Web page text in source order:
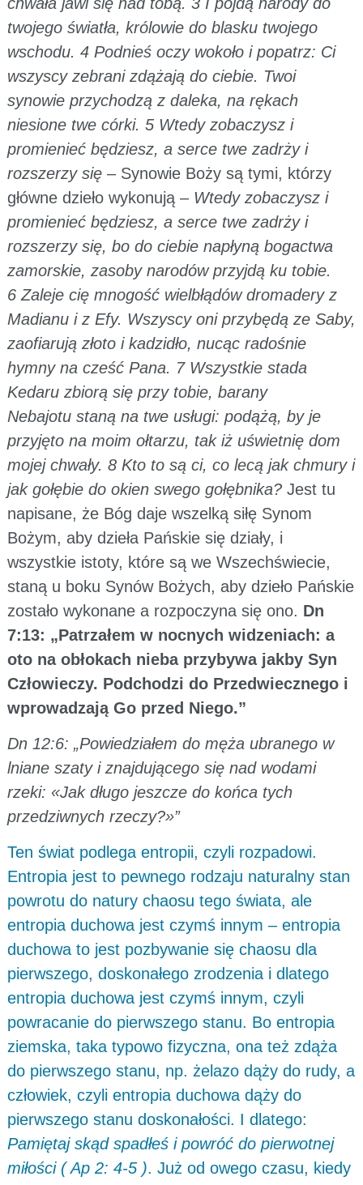
twojego światła, królowie do blasku twojego
wschodu. 4 Podnieś oczy wokoło i popatrz: Ci
wszyscy zebrani zdążają do ciebie. Twoi
synowie przychodzą z daleka, na rękach
niesione twe córki. 5 Wtedy zobaczysz i
promienieć będziesz, a serce twe zadrży i
rozszerzy się– Synowie Boży są tymi, którzy
główne dzieło wykonują –Wtedy zobaczysz i
promienieć będziesz, a serce twe zadrży i
rozszerzy się, bo do ciebie napłyną bogactwa
zamorskie, zasoby narodów przyjdą ku tobie.
6 Zaleje cię mnogość wielbłądów dromadery z
Madianu i z Efy. Wszyscy oni przybędą ze Saby,
zaofiarują złoto i kadzidło, nucąc radośnie
hymny na cześć Pana. 7 Wszystkie stada
Kedaru zbiorą się przy tobie, barany
Nebajotu staną na twe usługi: podążą, by je
przyjęto na moim ołtarzu, tak iż uświetnię dom
mojej chwały. 8 Kto to są ci, co lecą jak chmury i
jak gołębie do okien swego gołębnika?Jest tu
napisane, że Bóg daje wszelką siłę Synom
Bożym, aby dzieła Pańskie się działy, i
wszystkie istoty, które są we Wszechświecie,
staną u boku Synów Bożych, aby dzieło Pańskie
zostało wykonane a rozpoczyna się ono. Dn
7:13: „Patrzałem w nocnych widzeniach: a
oto na obłokach nieba przybywa jakby Syn
Człowieczy. Podchodzi do Przedwiecznego i
wprowadzają Go przed Niego.”
Dn 12:6: „Powiedziałem do męża ubranego w
lniane szaty i znajdującego się nad wodami
rzeki: «Jak długo jeszcze do końca tych
przedziwnych rzeczy?»”
Ten świat podlega entropii, czyli rozpadowi.
Entropia jest to pewnego rodzaju naturalny stan
powrotu do natury chaosu tego świata, ale
entropia duchowa jest czymś innym – entropia
duchowa to jest pozbywanie się chaosu dla
pierwszego, doskonałego zrodzenia i dlatego
entropia duchowa jest czymś innym, czyli
powracanie do pierwszego stanu. Bo entropia
ziemska, taka typowo fizyczna, ona też zdąża
do pierwszego stanu, np. żelazo dąży do rudy, a
człowiek, czyli entropia duchowa dąży do
pierwszego stanu doskonałości. I dlatego:
Pamiętaj skąd spadłeś i powróć do pierwotnej
miłości ( Ap 2: 4-5 ). Już od owego czasu, kiedy